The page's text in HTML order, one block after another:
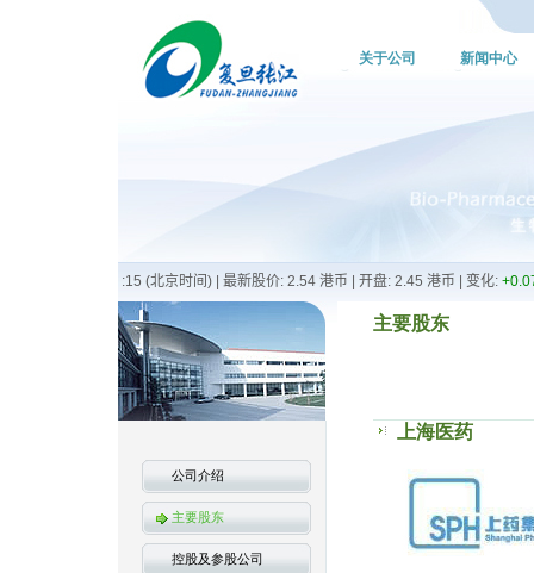
关于公司 新闻中心
公司介绍
主要股东
控股及参股公司
主要股东
上海医药